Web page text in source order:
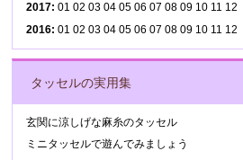
2017:01 02 03 04 05 06 07 08 09 10 11 12
2016:01 02 03 04 05 06 07 08 09 10 11 12
タッセルの実用集
玄関に涼しげな麻糸のタッセル
ミニタッセルで遊んでみましょう